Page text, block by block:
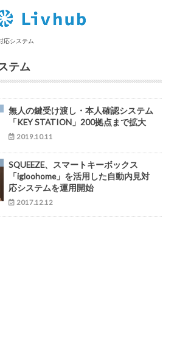
応システム
テム
無人の鍵受け渡し・本人確認システム
「KEY STATION」200拠点まで拡大
2019.10.11
SQUEEZE、スマートキーボックス
「igloohome」を活用した自動内見対
応システムを運用開始
2017.12.12